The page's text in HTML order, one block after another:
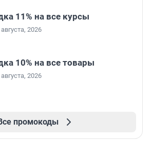
11% на все курсы
2026
10% на все товары
2026
промокоды